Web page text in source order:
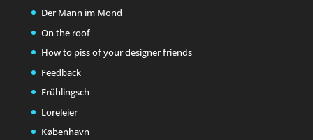
Der Mann im Mond
On the roof
How to piss of your designer friends
Feedback
Frühlingsch
Loreleier
København